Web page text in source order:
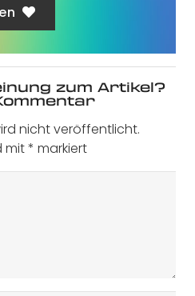
zum Artikel?
nicht veröffentlicht.
mit* markiert